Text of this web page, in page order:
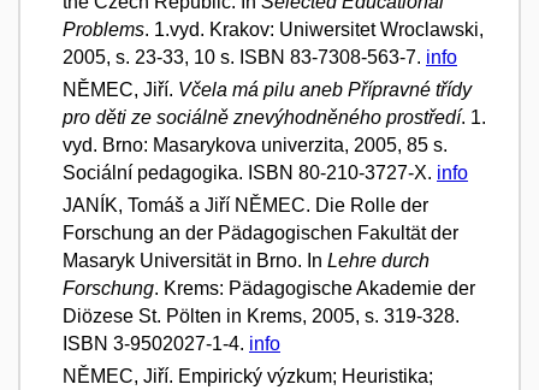
Problems. 1.vyd. Krakov: Uniwersitet Wroclawski,
2005, s. 23-33, 10 s. ISBN 83-7308-563-7. info
NĚMEC, Jiří. Včela má pilu aneb Přípravné třídy
pro děti ze sociálně znevýhodněného prostředí. 1.
vyd. Brno: Masarykova univerzita, 2005, 85 s.
Sociální pedagogika. ISBN 80-210-3727-X. info
JANÍK, Tomáš a Jiří NĚMEC. Die Rolle der
Forschung an der Pädagogischen Fakultät der
Masaryk Universität in Brno. In Lehre durch
Forschung. Krems: Pädagogische Akademie der
Diözese St. Pölten in Krems, 2005, s. 319-328.
ISBN 3-9502027-1-4. info
NĚMEC, Jiří. Empirický výzkum; Heuristika;